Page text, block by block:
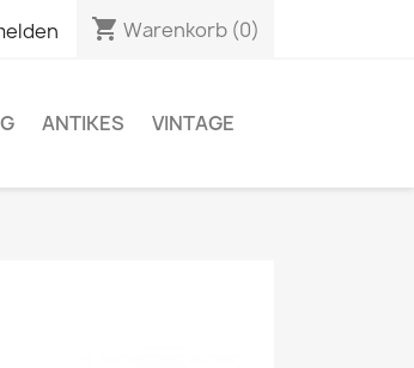
shopping_cart Warenkorb (0)
ANTIKES VINTAGE